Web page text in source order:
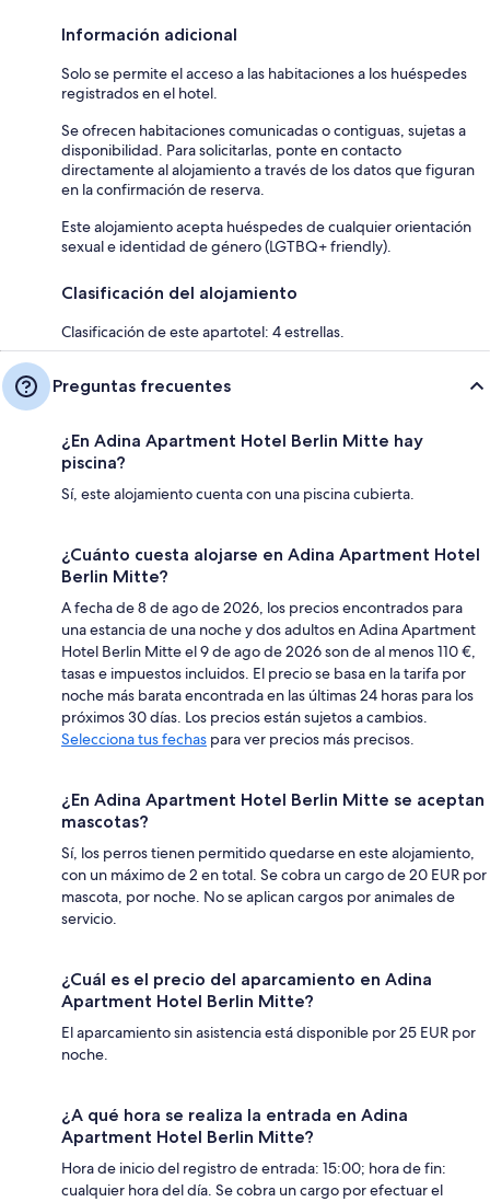
Información adicional
Solo se permite el acceso a las habitaciones a los huéspedes
registrados en el hotel.
Se ofrecen habitaciones comunicadas o contiguas, sujetas a
disponibilidad. Para solicitarlas, ponte en contacto
directamente al alojamiento a través de los datos que figuran
en la confirmación de reserva.
Este alojamiento acepta huéspedes de cualquier orientación
sexual e identidad de género (LGTBQ+ friendly).
Clasificación del alojamiento
Clasificación de este apartotel: 4 estrellas.
Preguntas frecuentes
¿En Adina Apartment Hotel Berlin Mitte hay
piscina?
Sí, este alojamiento cuenta con una piscina cubierta.
¿Cuánto cuesta alojarse en Adina Apartment Hotel
Berlin Mitte?
A fecha de 8 de ago de 2026, los precios encontrados para
una estancia de una noche y dos adultos en Adina Apartment
Hotel Berlin Mitte el 9 de ago de 2026 son de al menos 110 €,
tasas e impuestos incluidos. El precio se basa en la tarifa por
noche más barata encontrada en las últimas 24 horas para los
próximos 30 días. Los precios están sujetos a cambios.
Selecciona tus fechas para ver precios más precisos.
¿En Adina Apartment Hotel Berlin Mitte se aceptan
mascotas?
Sí, los perros tienen permitido quedarse en este alojamiento,
con un máximo de 2 en total. Se cobra un cargo de 20 EUR por
mascota, por noche. No se aplican cargos por animales de
servicio.
¿Cuál es el precio del aparcamiento en Adina
Apartment Hotel Berlin Mitte?
El aparcamiento sin asistencia está disponible por 25 EUR por
noche.
¿A qué hora se realiza la entrada en Adina
Apartment Hotel Berlin Mitte?
Hora de inicio del registro de entrada: 15:00; hora de fin:
cualquier hora del día. Se cobra un cargo por efectuar el